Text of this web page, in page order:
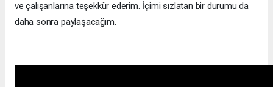
ve çalışanlarına teşekkür ederim. İçimi sızlatan bir durumu da
daha sonra paylaşacağım.